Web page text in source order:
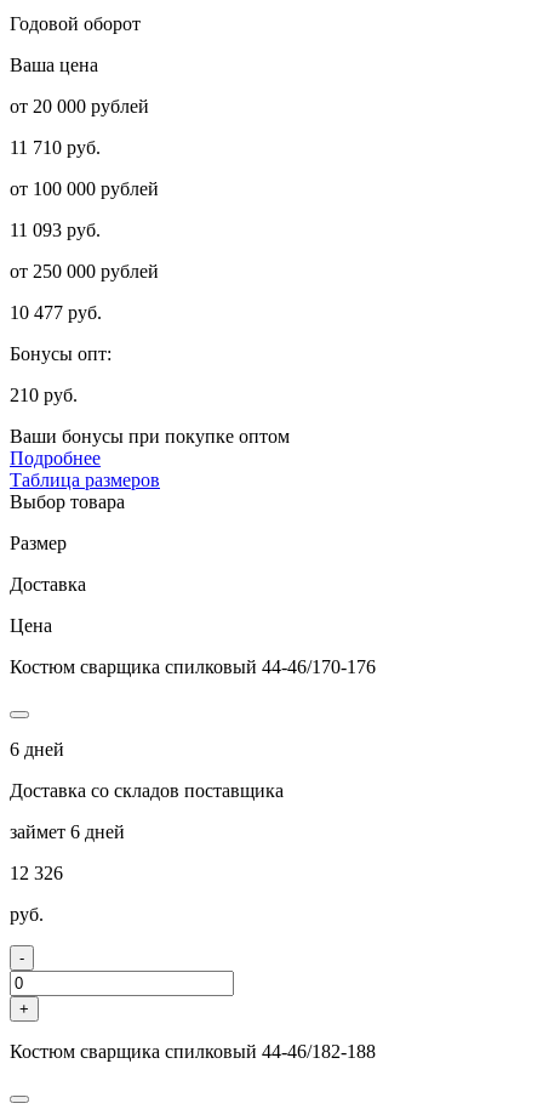
Годовой оборот
Ваша цена
от 20 000 рублей
11 710 руб.
от 100 000 рублей
11 093 руб.
от 250 000 рублей
10 477 руб.
Бонусы опт:
210 руб.
Ваши бонусы при покупке оптом
Подробнее
Таблица размеров
Выбор товара
Размер
Доставка
Цена
Костюм сварщика спилковый 44-46/170-176
6 дней
Доставка со складов поставщика
займет 6 дней
12 326
руб.
-
+
Костюм сварщика спилковый 44-46/182-188